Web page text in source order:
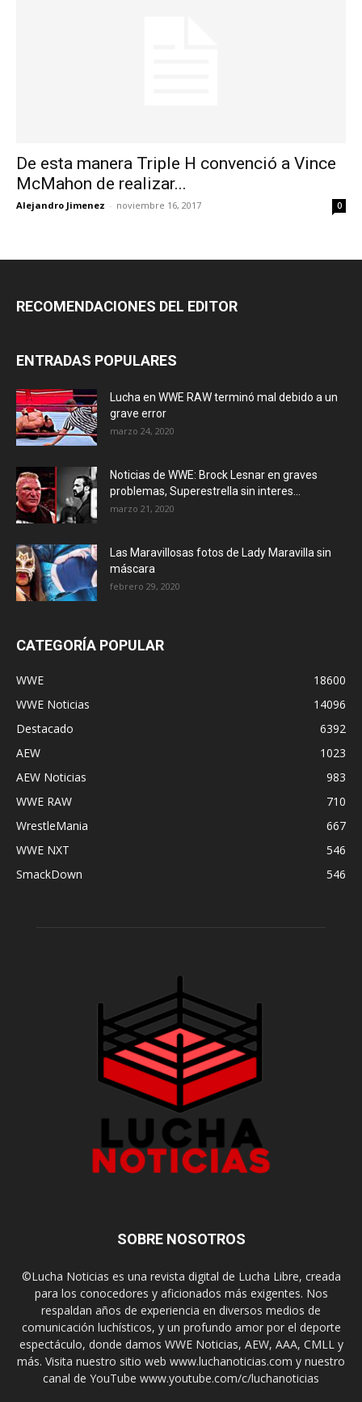
De esta manera Triple H convenció a Vince
McMahon de realizar...
Alejandro Jimenez - noviembre 16, 2017 0
RECOMENDACIONES DEL EDITOR
ENTRADAS POPULARES
Lucha en WWE RAW terminó mal debido a un
grave error
marzo 24, 2020
Noticias de WWE: Brock Lesnar en graves
problemas, Superestrella sin interes...
marzo 21, 2020
Las Maravillosas fotos de Lady Maravilla sin
máscara
febrero 29, 2020
CATEGORÍA POPULAR
WWE
18600
WWE Noticias
14096
Destacado
6392
AEW
1023
AEW Noticias
983
WWE RAW
710
WrestleMania
667
WWE NXT
546
SmackDown
546
SOBRE NOSOTROS
©Lucha Noticias es una revista digital de Lucha Libre, creada
para los conocedores y aficionados más exigentes. Nos
respaldan años de experiencia en diversos medios de
comunicación luchísticos, y un profundo amor por el deporte
espectáculo, donde damos WWE Noticias, AEW, AAA, CMLL y
más. Visita nuestro sitio web www.luchanoticias.com y nuestro
canal de YouTube www.youtube.com/c/luchanoticias